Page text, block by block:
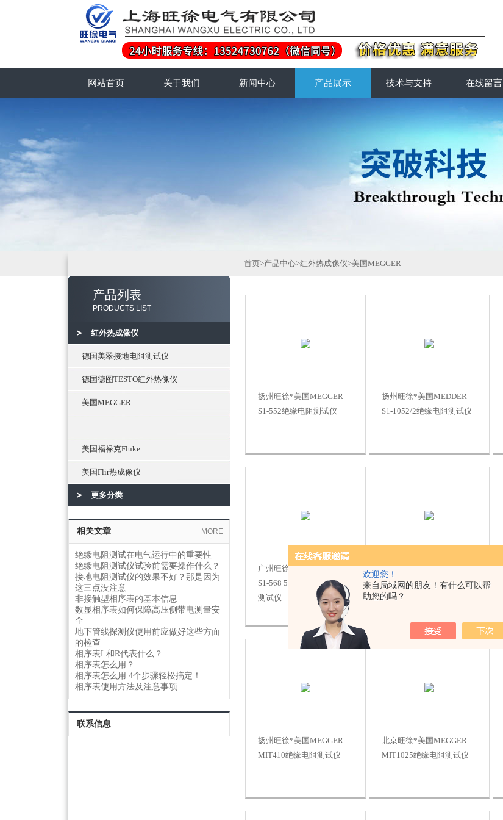
欢迎您！
来自局域网的朋友！有什么可以帮
助您的吗？
网站首页 关于我们 新闻中心 产品展示 技术与支持 在线留言
产品列表
PRODUCTS LIST
红外热成像仪
德国美翠接地电阻测试仪
德国德图TESTO红外热像仪
美国MEGGER
美国福禄克Fluke
美国Flir热成像仪
更多分类
相关文章 +MORE
绝缘电阻测试在电气运行中的重要性
绝缘电阻测试仪试验前需要操作什么？
接地电阻测试仪的效果不好？那是因为
这三点没注意
非接触型相序表的基本信息
数显相序表如何保障高压侧带电测量安
全
地下管线探测仪使用前应做好这些方面
的检查
相序表L和R代表什么？
相序表怎么用？
相序表怎么用 4个步骤轻松搞定！
相序表使用方法及注意事项
联系信息
首页>产品中心>红外热成像仪>美国MEGGER
扬州旺徐*美国MEGGER
S1-552绝缘电阻测试仪
扬州旺徐*美国MEDDER
S1-1052/2绝缘电阻测试仪
广州旺徐*美国MEGGER
S1-568 5kV高性能绝缘电阻
测试仪
扬州旺徐*美国MEGGER
MIT525绝缘电阻测试仪
扬州旺徐*美国MEGGER
MIT410绝缘电阻测试仪
北京旺徐*美国MEGGER
MIT1025绝缘电阻测试仪